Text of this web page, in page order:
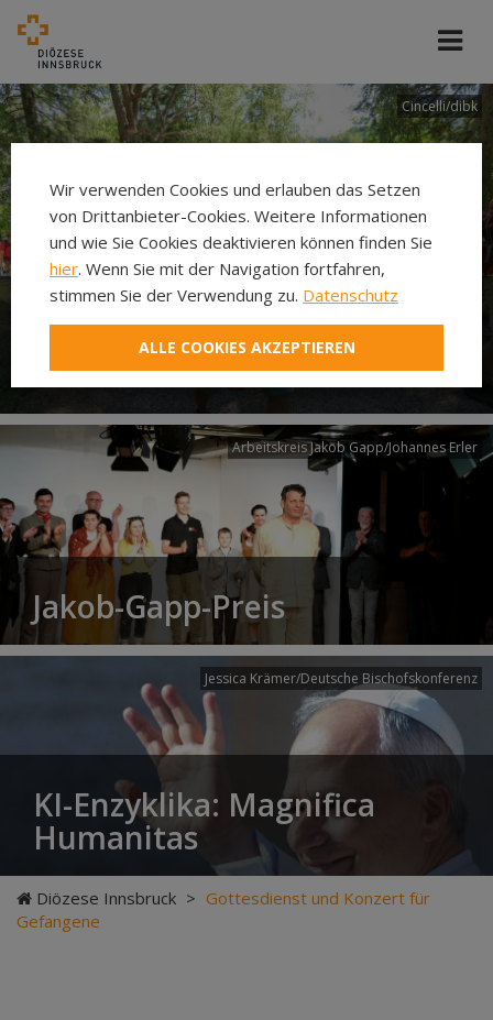
Cincelli/dibk
Neuer Pilgerweg Via
Laudato si’
Arbeitskreis Jakob Gapp/Johannes Erler
Jakob-Gapp-Preis
Jessica Krämer/Deutsche Bischofskonferenz
KI-Enzyklika: Magnifica
Humanitas
Diözese Innsbruck > Gottesdienst und Konzert für
Gefangene
Wir verwenden Cookies und erlauben das Setzen
von Drittanbieter-Cookies. Weitere Informationen
und wie Sie Cookies deaktivieren können finden Sie
hier. Wenn Sie mit der Navigation fortfahren,
stimmen Sie der Verwendung zu. Datenschutz
ALLE COOKIES AKZEPTIEREN